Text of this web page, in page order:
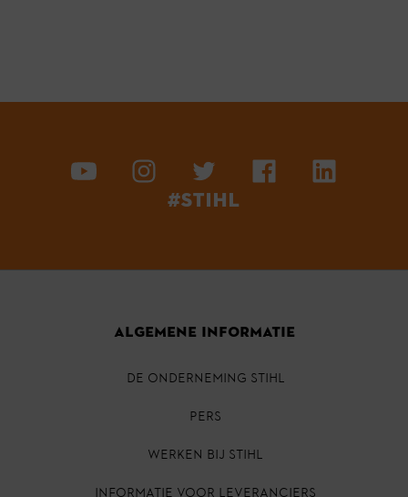
#STIHL
ALGEMENE INFORMATIE
DE ONDERNEMING STIHL
PERS
Werken bij STIHL
INFORMATIE VOOR LEVERANCIERS